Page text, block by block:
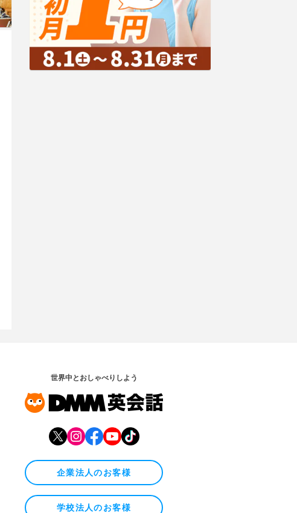
世界中とおしゃべりしよう
企業法人のお客様
学校法人のお客様